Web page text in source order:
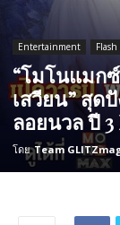
Entertainment
“โมโนแมก
เสวียน” สุด
ลอยนวล ปี 3
โดย Team